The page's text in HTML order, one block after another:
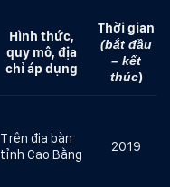
Hình thức,
quy mô, địa
chỉ áp dụng
Thời gian
(bắt đầu
– kết
thúc)
Trên địa bàn
tỉnh Cao Bằng
2019